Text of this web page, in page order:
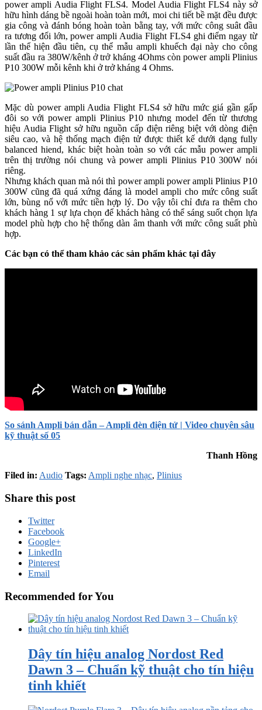
power ampli Audia Flight FLS4. Model Audia Flight FLS4 này sở
hữu hình dáng bề ngoài hoàn toàn mới, moi chi tiết bề mặt đều được
gia công và đánh bóng hoàn toàn bằng tay, với mức công suât đầu
ra tương đối lớn, power ampli Audia Flight FLS4 ghi điểm ngay từ
lần thể hiện đầu tiên, cụ thể mẫu ampli khuếch đại này cho công
suất đầu ra 380W/kênh ở trở kháng 4Ohms còn power ampli Plinius
P10 300W mỗi kênh khi ở trở kháng 4 Ohms.
Mặc dù power ampli Audia Flight FLS4 sở hữu mức giá gần gấp
đôi so với power ampli Plinius P10 nhưng model đến từ thương
hiệu Audia Flight sở hữu nguồn cấp điện riêng biệt với dòng điện
siêu cao, và hệ thống mạch điện tử được thiết kế dưới dạng fully
balanced hiend, khác biệt hoàn toàn so với các mẫu power ampli
trên thị trường nói chung và power ampli Plinius P10 300W nói
riêng.
Nhưng khách quan mà nói thì power ampli power ampli Plinius P10
300W cũng đã quá xứng đáng là model ampli cho mức công suất
lớn, bùng nổ với mức tiền hợp lý. Do vậy tôi chỉ đưa ra thêm cho
khách hàng 1 sự lựa chọn để khách hàng có thể sáng suốt chọn lựa
model phù hợp cho hệ thống dàn âm thanh với mức công suất phù
hợp.
Các bạn có thể tham khảo các sản phẩm khác tại đây
So sánh Ampli bán dẫn – Ampli đèn điện tử | Video chuyên sâu
kỹ thuật số 05
Thanh Hồng
Filed in: Audio Tags: Ampli nghe nhạc, Plinius
Share this post
Twitter
Facebook
Google+
LinkedIn
Pinterest
Email
Recommended for You
Dây tín hiệu analog Nordost Red
Dawn 3 – Chuẩn kỹ thuật cho tín hiệu
tinh khiết